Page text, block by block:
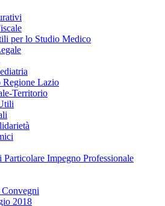
per lo Studio Medico
Regione Lazio
Territorio
Particolare Impegno Professionale
2018